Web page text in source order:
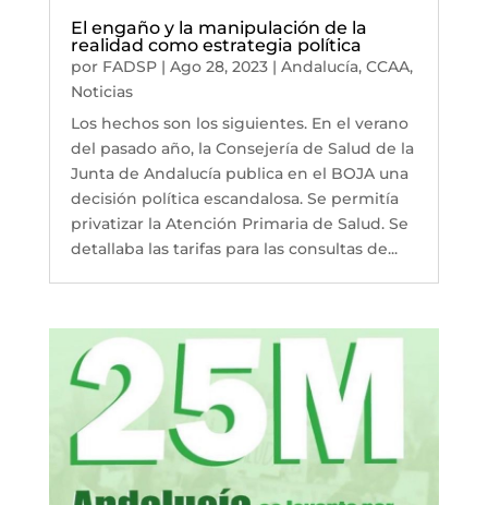
El engaño y la manipulación de la
realidad como estrategia política
por FADSP| Ago 28, 2023| Andalucía, CCAA,
Noticias
Los hechos son los siguientes. En el verano
del pasado año, la Consejería de Salud de la
Junta de Andalucía publica en el BOJA una
decisión política escandalosa. Se permitía
privatizar la Atención Primaria de Salud. Se
detallaba las tarifas para las consultas de...